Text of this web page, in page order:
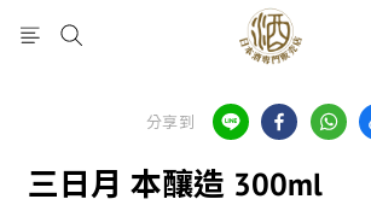
分享到
三日月 本釀造 300ml